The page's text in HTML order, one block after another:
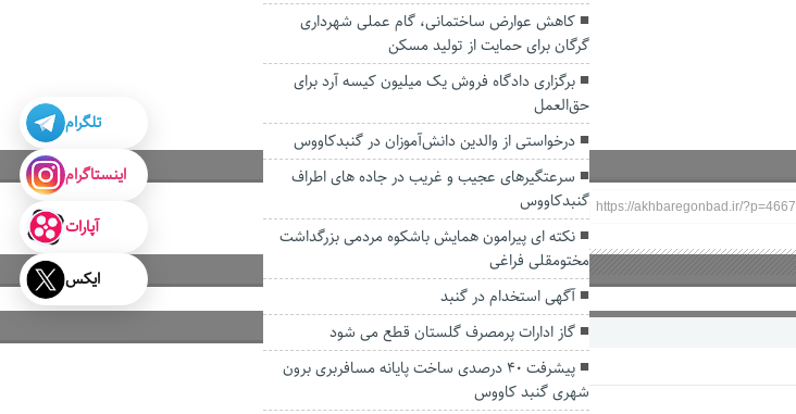
https://akhbaregonbad.ir/?p=4667
کاهش عوارض ساختمانی، گام عملی شهرداری
گرگان برای حمایت از تولید مسکن
برگزاری دادگاه فروش یک میلیون کیسه آرد برای
حق‌العمل‌
درخواستی از والدین دانش‌آموزان در گنبدکاووس
سرعتگیرهای عجیب و غریب در جاده های اطراف
گنبدکاووس
نکته ای پیرامون همایش باشکوه مردمی بزرگداشت
مختومقلی فراغی
آگهی استخدام در گنبد
گاز ادارات پرمصرف گلستان قطع می شود
پیشرفت ۴۰ درصدی ساخت پایانه مسافربری برون
شهری گنبد کاووس
تلگرام
اینستاگرام
آپارات
ایکس